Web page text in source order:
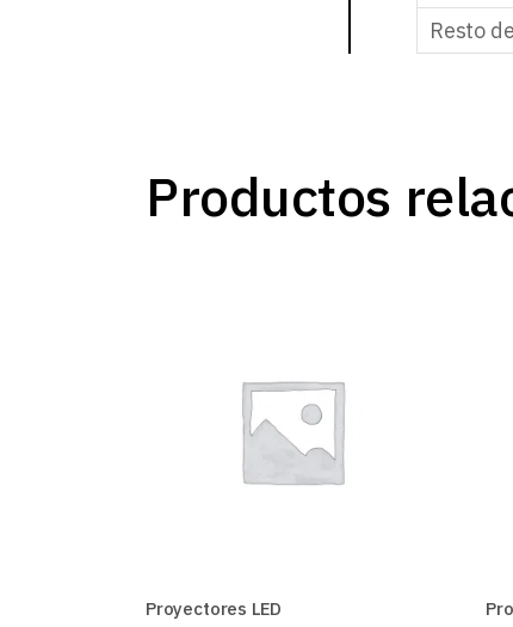
Resto
Productos
Proyectores LED